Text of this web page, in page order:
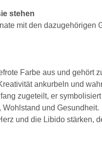
stehen
mit den
Farbe aus und gehört
ankurbeln und
zugeteilt, er
und Gesundheit.
und die Libido stärken,